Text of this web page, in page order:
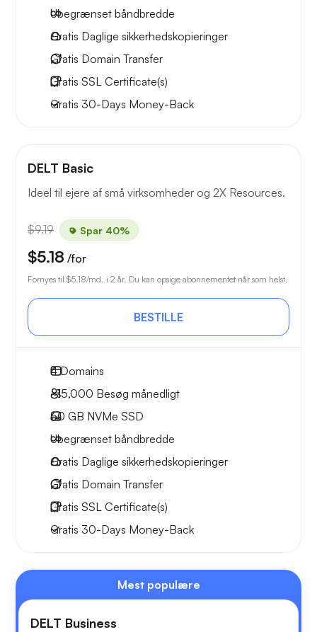
Ubegrænset båndbredde
Gratis Daglige sikkerhedskopieringer
Gratis Domain Transfer
Gratis SSL Certificate(s)
Gratis 30-Days Money-Back
DELT Basic
Ideel til ejere af små virksomheder og 2X Resources.
$9.19 Spar 40%
$5.18 /for
Fornyes til $5.18/md. i 2 år. Du kan opsige abonnementet når som helst.
BESTILLE
4Domains
~15,000 Besøg månedligt
60 GB NVMe SSD
Ubegrænset båndbredde
Gratis Daglige sikkerhedskopieringer
Gratis Domain Transfer
Gratis SSL Certificate(s)
Gratis 30-Days Money-Back
Mest populære
DELT Business